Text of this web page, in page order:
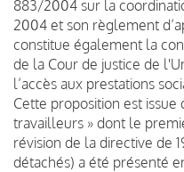
883/2004 sur la
2004 et son règlement
constitue également la
de la Cour de justice de
l’accès aux prestations
Cette proposition est
travailleurs » dont le
révision de la directive de
détachés) a été présenté